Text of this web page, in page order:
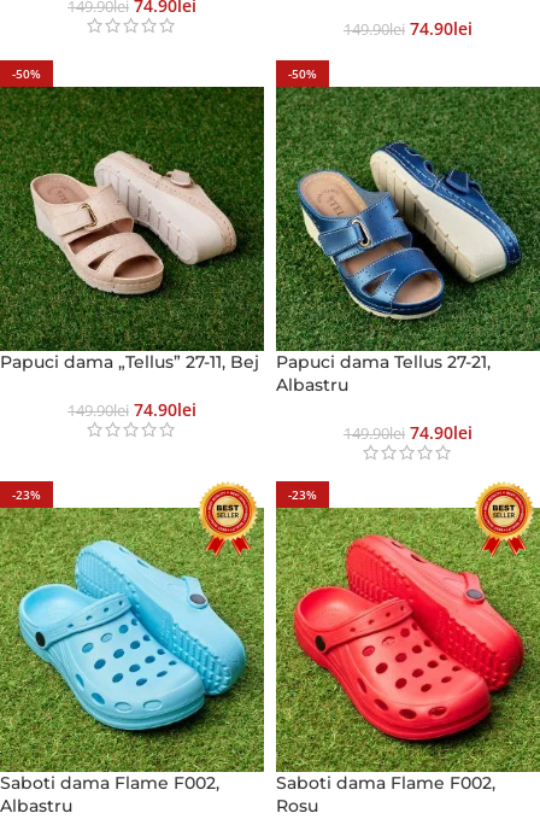
149.90Lei 74.90 Lei
149.90Lei 74.90Lei
-50%
Papuci dama „Tellus” 27-11, Bej
149.90Lei 74.90Lei
-50%
Papuci dama Tellus 27-21,
Albastru
149.90Lei 74.90Lei
-23%
Saboti dama Flame F002,
Albastru
-23%
Saboti dama Flame F002,
Rosu